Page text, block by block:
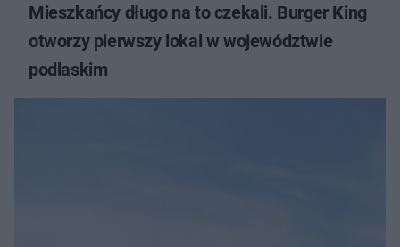
Mieszkańcy długo na to czekali. Burger King
otworzy pierwszy lokal w województwie
podlaskim